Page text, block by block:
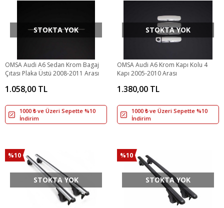
STOKTA YOK
OMSA Audi A6 Sedan Krom Bagaj
Çıtası Plaka Üstü 2008-2011 Arası
1.058,00 TL
1000 ₺ ve Üzeri Sepette %10
İndirim
STOKTA YOK
OMSA Audi A6 Krom Kapı Kolu 4
Kapı 2005-2010 Arası
1.380,00 TL
1000 ₺ ve Üzeri Sepette %10
İndirim
%10
STOKTA YOK
%10
STOKTA YOK